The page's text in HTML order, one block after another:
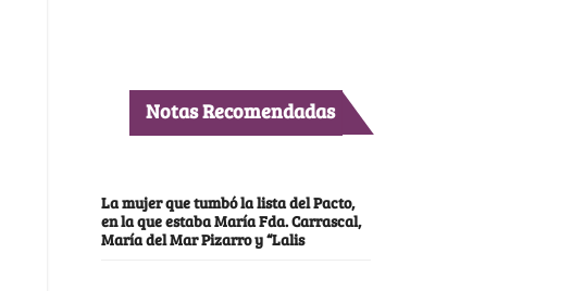
Notas Recomendadas
La mujer que tumbó la lista del Pacto,
en la que estaba María Fda. Carrascal,
María del Mar Pizarro y “Lalis